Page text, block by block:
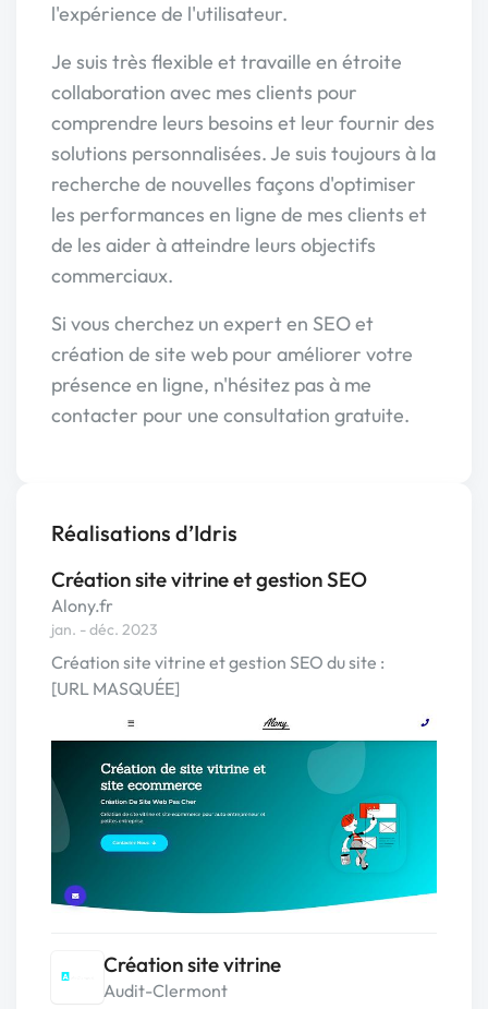
l'expérience de l'utilisateur.
Je suis très flexible et travaille en étroite
collaboration avec mes clients pour
comprendre leurs besoins et leur fournir des
solutions personnalisées. Je suis toujours à la
recherche de nouvelles façons d'optimiser
les performances en ligne de mes clients et
de les aider à atteindre leurs objectifs
commerciaux.
Si vous cherchez un expert en SEO et
création de site web pour améliorer votre
présence en ligne, n'hésitez pas à me
contacter pour une consultation gratuite.
Réalisations d’Idris
Création site vitrine et gestion SEO
Alony.fr
jan. - déc. 2023
Création site vitrine et gestion SEO du site :
[URL MASQUÉE]
Création site vitrine
Audit-Clermont